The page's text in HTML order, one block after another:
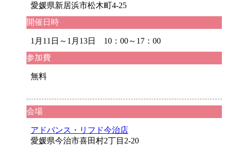
愛媛県新居浜市松木町4-25
開催日時
1月11日～1月13日 10：00～17：00
参加費
無料
会場
アドバンス・リフド今治店
愛媛県今治市喜田村2丁目2-20